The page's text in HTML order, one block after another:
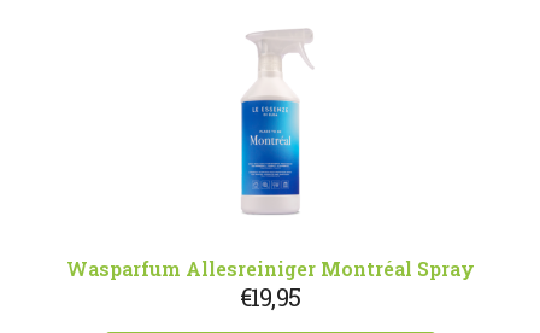
Wasparfum Allesreiniger Montréal Spray
€19,95